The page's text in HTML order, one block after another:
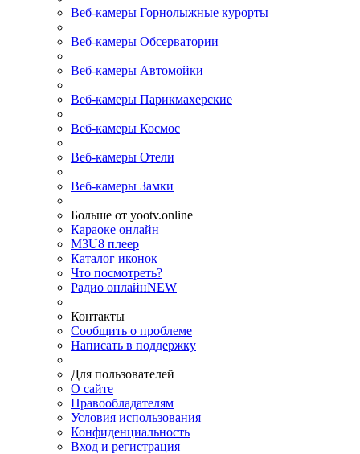
Веб-камеры Горнолыжные курорты
Веб-камеры Обсерватории
Веб-камеры Автомойки
Веб-камеры Парикмахерские
Веб-камеры Космос
Веб-камеры Отели
Веб-камеры Замки
Больше от yootv.online
Караоке онлайн
M3U8 плеер
Каталог иконок
Что посмотреть?
Радио онлайнNEW
Контакты
Сообщить о проблеме
Написать в поддержку
Для пользователей
О сайте
Правообладателям
Условия использования
Конфиденциальность
Вход и регистрация